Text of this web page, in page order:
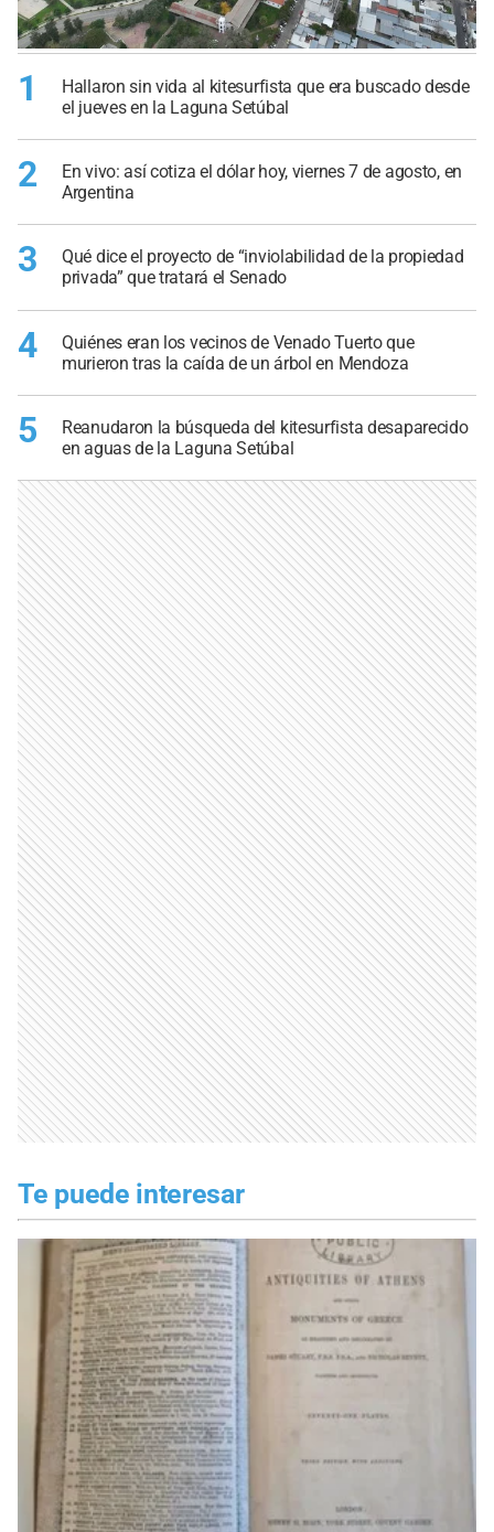
1
Hallaron sin vida al kitesurfista que era buscado desde
el jueves en la Laguna Setúbal
2
En vivo: así cotiza el dólar hoy, viernes 7 de agosto, en
Argentina
3
Qué dice el proyecto de “inviolabilidad de la propiedad
privada” que tratará el Senado
4
Quiénes eran los vecinos de Venado Tuerto que
murieron tras la caída de un árbol en Mendoza
5
Reanudaron la búsqueda del kitesurfista desaparecido
en aguas de la Laguna Setúbal
Te puede interesar